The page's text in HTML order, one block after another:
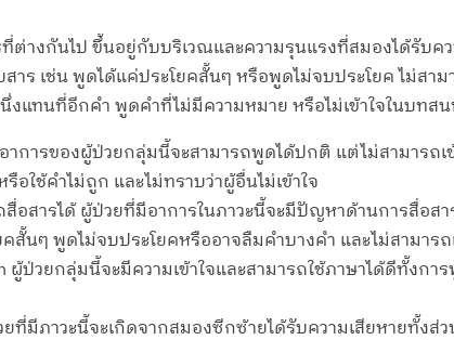
ที่ต่างกันไป ขึ้นอยู่กับบริเวณและความรุนแรงที่สมองได้รับ
าร เช่น พูดได้แค่ประโยคสั้นๆ หรือพูดไม่จบประโยค ไม่สา
นึ่งแทนที่อีกคำ พูดคำที่ไม่มีความหมาย หรือไม่เข้าใจในบทส
าการของผู้ป่วยกลุ่มนี้จะสามารถพูดได้ปกติ แต่ไม่สามารถ
อใช้คำไม่ถูก และไม่ทราบว่าผู้อื่นไม่เข้าใจ
อสารได้ ผู้ป่วยที่มีอาการในภาวะนี้จะมีปัญหาด้านการสื่อส
สั้นๆ พูดไม่จบประโยคหรืออาจลืมคำบางคำ และไม่สามาร
ผู้ป่วยกลุ่มนี้จะมีความเข้าใจและสามารถใช้ภาษาได้ดีทั้งก
ยที่มีภาวะนี้จะเกิดจากสมองซีกซ้ายได้รับความเสียหายทั้ง